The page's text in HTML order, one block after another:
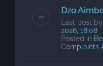
Dzo
Last post by
2026, 18:08
Posted in
Complaints